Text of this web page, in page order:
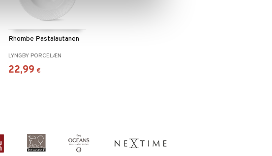
Rhombe Pastalautanen
LYNGBY PORCELÆN
22,99 €